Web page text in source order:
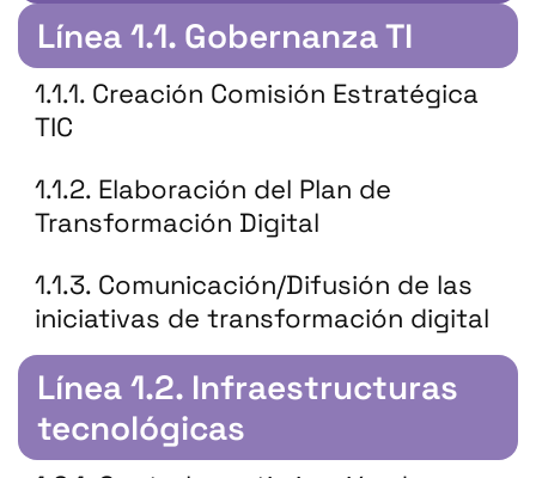
Línea 1.1. Gobernanza TI
1.1.1. Creación Comisión Estratégica
TIC
1.1.2. Elaboración del Plan de
Transformación Digital
1.1.3. Comunicación/Difusión de las
iniciativas de transformación digital
Línea 1.2. Infraestructuras
tecnológicas